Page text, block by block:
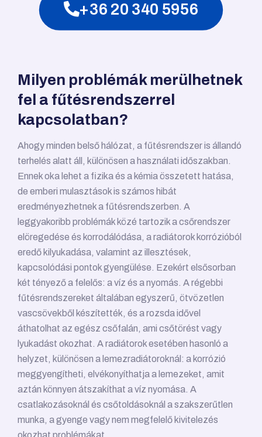
+36 20 340 5956
Milyen problémák merülhetnek
fel a fűtésrendszerrel
kapcsolatban?
Ahogy minden belső hálózat, a fűtésrendszer is állandó
terhelés alatt áll, különösen a használati időszakban.
Ennek oka lehet a fizika és a kémia összetett hatása,
de emberi mulasztások is számos hibát
eredményezhetnek a fűtésrendszerben. A
leggyakoribb problémák közé tartozik a csőrendszer
elöregedése és korrodálódása, a radiátorok korrózióból
eredő kilyukadása, valamint az illesztések,
kapcsolódási pontok gyengülése. Ezekért elsősorban
két tényező a felelős: a víz és a nyomás. A régebbi
fűtésrendszereket általában egyszerű, ötvözetlen
vascsövekből készítették, és a rozsda idővel
áthatolhat az egész csőfalán, ami csőtörést vagy
lyukadást okozhat. A radiátorok esetében hasonló a
helyzet, különösen a lemezradiátoroknál: a korrózió
meggyengítheti, elvékonyíthatja a lemezeket, amit
aztán könnyen átszakíthat a víz nyomása. A
csatlakozásoknál és csőtoldásoknál a szakszerűtlen
munka, a gyenge vagy nem megfelelő kivitelezés